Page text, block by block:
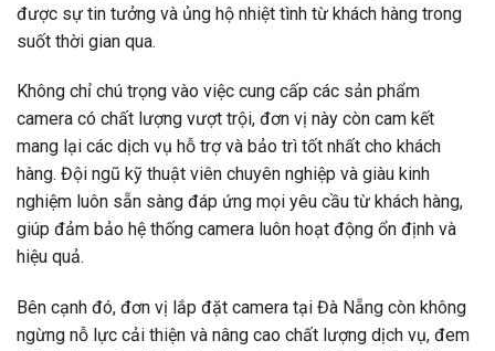
được sự tin tưởng và ủng hộ nhiệt tình từ khách hàng trong
suốt thời gian qua.
Không chỉ chú trọng vào việc cung cấp các sản phẩm
camera có chất lượng vượt trội, đơn vị này còn cam kết
mang lại các dịch vụ hỗ trợ và bảo trì tốt nhất cho khách
hàng. Đội ngũ kỹ thuật viên chuyên nghiệp và giàu kinh
nghiệm luôn sẵn sàng đáp ứng mọi yêu cầu từ khách hàng,
giúp đảm bảo hệ thống camera luôn hoạt động ổn định và
hiệu quả.
Bên cạnh đó, đơn vị lắp đặt camera tại Đà Nẵng còn không
ngừng nỗ lực cải thiện và nâng cao chất lượng dịch vụ, đem